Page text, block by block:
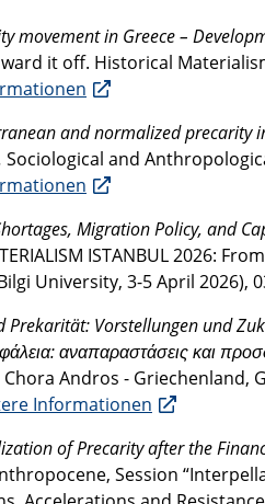
movement in Greece –
it off. Historical
and normalized precarity
Sociological and
Migration Policy, and
ISTANBUL 2026:
University, 3-5 April 2026),
Prekarität: Vorstellungen und
αναπαραστάσεις και
Andros - Griechenland,
Informationen
of Precarity after the
Session